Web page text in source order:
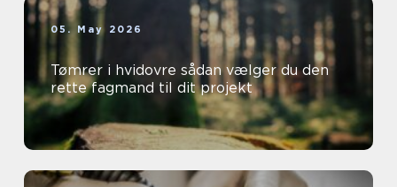
05. May 2026
Tømrer i hvidovre sådan vælger du den
rette fagmand til dit projekt